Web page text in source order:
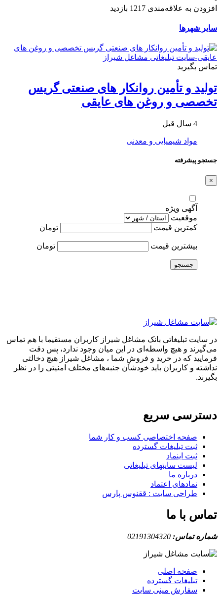
افزودن به علاقه‌مندی 1217 بازدید
سایر شهرها
تماس بگیرید
تولید و تأمین روانکار های صنعتی گریس
تخصصی و روغن های عایقی
4 سال قبل
مواد شیمیایی و معدنی
جستجو پیشرفته
×
آگهی ویژه
موقعیت
کمترین قیمت
تومان
بیشترین قیمت تومان
جستجو
در سایت تبلیغاتی بانک مشاغل شیراز کاربران مستقیما با هم تماس
می‌گیرند و هیچ واسطه‌ای در این میان وجود ندارد، پس دقت
فرمایید که در خرید و فروشِ شما ، مشاغل شیراز هیچ دخالتی
نداشته و کاربران باید خودشان جنبه‌های مختلف امنیتی را در نظر
بگیرند.
دسترسی سریع
صفحه اختصاصی کسب و کار شما
ثبت تبلیغات گسترده
ثبت اینماد
لیست سایتهای تبلیغاتی
درباره ما
نمادهای اعتماد
طراحی سایت : ققنوس پارس
تماس با ما
شماره تماس: 02191304320
صفحه اصلی
تبلیغات گسترده
سفارش مینی سایت